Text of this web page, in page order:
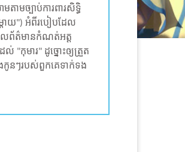
មច្បាប់ការពារសិទ្ធិ
ាយ") អំពីរបៀបដែល
លព័ត៌មានកំណត់អត្ត
"កុមារ​" ដូច្នោះឲ្យ​​ត្រួត
កូន​ៗរបស់​ពួក​គេ​ទាក់ទង​